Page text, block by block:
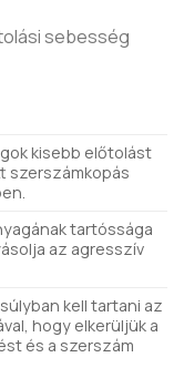
sebesség
kisebb előtolást
szerszámkopás
tartóssága
az agresszív
kell tartani az
hogy elkerüljük a
és a szerszám